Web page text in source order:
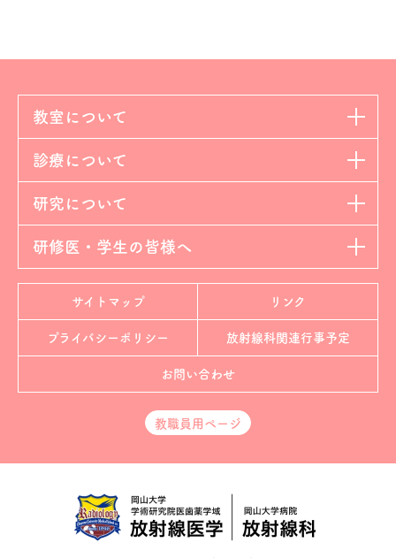
教室について
診療について
研究について
研修医・学生の皆様へ
サイトマップ リンク
プライバシーポリシー 放射線科関連行事予定
お問い合わせ
教職員用ページ